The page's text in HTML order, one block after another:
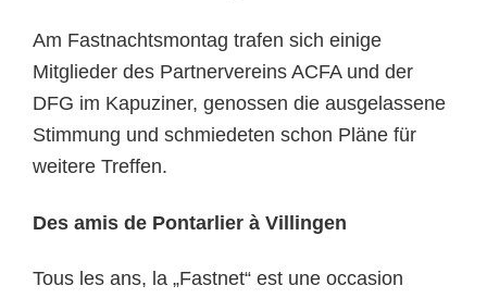
Am Fastnachtsmontag trafen sich einige
Mitglieder des Partnervereins ACFA und der
DFG im Kapuziner, genossen die ausgelassene
Stimmung und schmiedeten schon Pläne für
weitere Treffen.
Des amis de Pontarlier à Villingen
Tous les ans, la „Fastnet“ est une occasion